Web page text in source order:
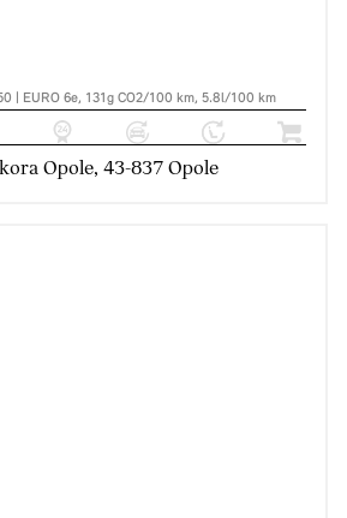
| EURO 6e, 131g CO2/100 km, 5.8l/100 km
Opole, 43-837 Opole